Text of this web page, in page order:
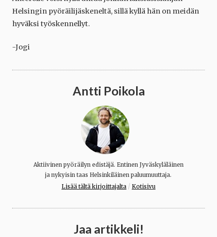
Helsingin pyöräilijäskeneltä, sillä kyllä hän on meidän
hyväksi työskennellyt.
-Jogi
Antti Poikola
Aktiivinen pyöräilyn edistäjä. Entinen Jyväskyläläinen
ja nykyisin taas Helsinkiläinen paluumuuttaja.
Lisää tältä kirjoittajalta / Kotisivu
Jaa artikkeli!